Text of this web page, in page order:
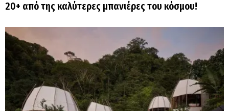
20+ από της καλύτερες μπανιέρες του κόσμου!